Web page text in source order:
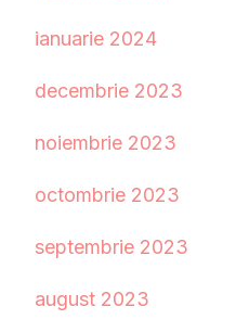
ianuarie 2024
decembrie 2023
noiembrie 2023
octombrie 2023
septembrie 2023
august 2023